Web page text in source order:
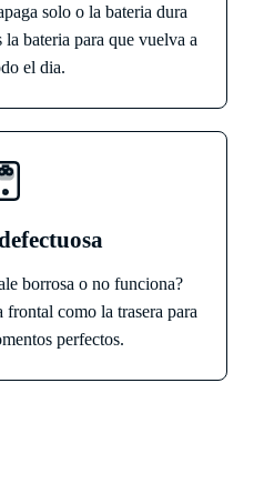
solo o la bateria dura
bateria para que vuelva a
el dia.
borrosa o no funciona?
frontal como la trasera para
perfectos.